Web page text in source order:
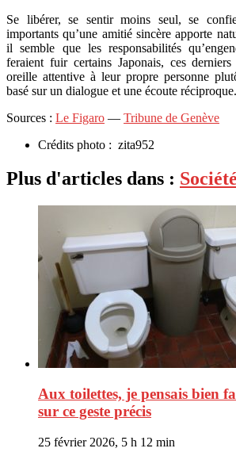
Se libérer, se sentir moins seul, se
importants qu’une amitié sincère apporte
il semble que les responsabilités
feraient fuir certains Japonais, ces
oreille attentive à leur propre personne
basé sur un dialogue et une écoute réciproque.
Sources : Le Figaro — Tribune de Genève
Crédits photo : zita952
Plus d'articles dans : Société
Aux toilettes, je pensais bien
sur ce geste précis
25 février 2026, 5 h 12 min